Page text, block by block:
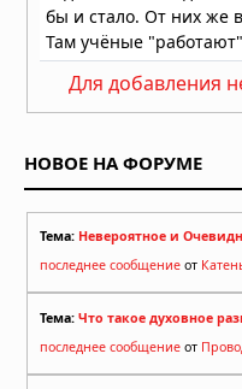
Для добавления
НОВОЕ НА ФОРУМЕ
Тема: Невероятное и
последнее сообщение от
Тема: Что такое духовное
последнее сообщение от